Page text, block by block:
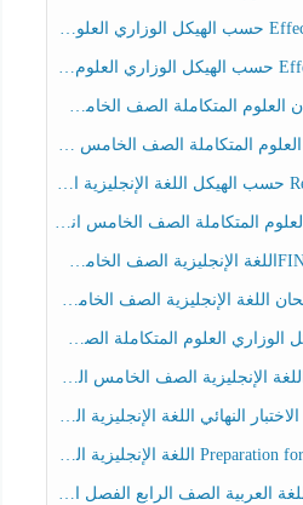
الصف الخامس عام الفصل الثالث
الصف الخامس انسبير الفصل الثالث
الصف الخامس انسبير الفصل الثالث
الإنجليزية الصف الخامس الفصل الثالث
المتكاملة الصف الخامس عام الفصل الثالث
اللغة الإنجليزية الصف الرابع الفصل الثالث
العربية الصف الرابع الفصل الثالث